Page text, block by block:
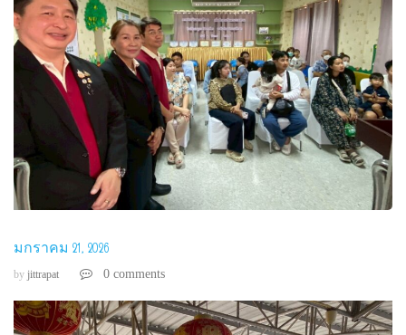
มกราคม 21, 2026
by jittrapat 0 comments